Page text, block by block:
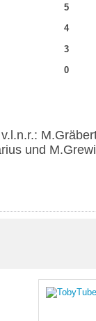
5
4
3
0
und